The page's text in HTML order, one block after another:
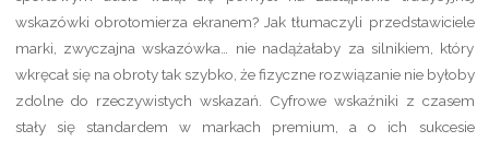
wskazówki obrotomierza ekranem? Jak tłumaczyli przedstawiciele
marki, zwyczajna wskazówka… nie nadążałaby za silnikiem, który
wkręcał się na obroty tak szybko, że fizyczne rozwiązanie nie byłoby
zdolne do rzeczywistych wskazań. Cyfrowe wskaźniki z czasem
stały się standardem w markach premium, a o ich sukcesie